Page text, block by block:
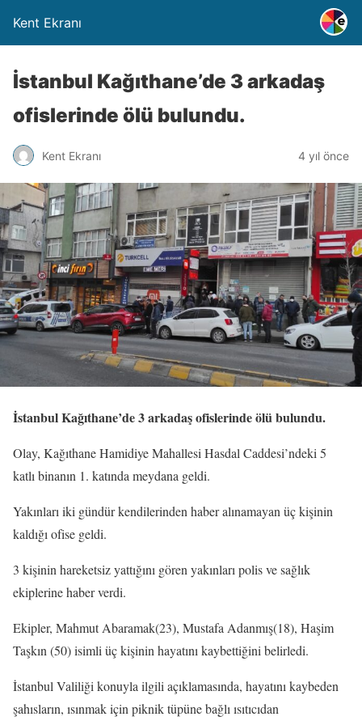
Kent Ekranı
İstanbul Kağıthane’de 3 arkadaş
ofislerinde ölü bulundu.
Kent Ekranı 4 yıl önce
İstanbul Kağıthane’de 3 arkadaş ofislerinde ölü bulundu.
Olay, Kağıthane Hamidiye Mahallesi Hasdal Caddesi’ndeki 5
katlı binanın 1. katında meydana geldi.
Yakınları iki gündür kendilerinden haber alınamayan üç kişinin
kaldığı ofise geldi.
3 kişinin hareketsiz yattığını gören yakınları polis ve sağlık
ekiplerine haber verdi.
Ekipler, Mahmut Abaramak(23), Mustafa Adanmış(18), Haşim
Taşkın (50) isimli üç kişinin hayatını kaybettiğini belirledi.
İstanbul Valiliği konuyla ilgili açıklamasında, hayatını kaybeden
şahısların, ısınmak için piknik tüpüne bağlı ısıtıcıdan